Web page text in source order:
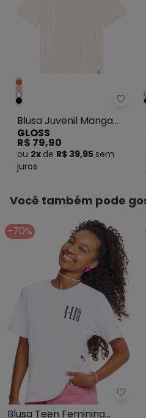
Blusa Juvenil Manga
Curta Ribana Branco
GLOSS
R$ 79,90
ou 2x de R$ 39,95 sem
juros
Você também pode
-70%
Blusa Teen Feminina